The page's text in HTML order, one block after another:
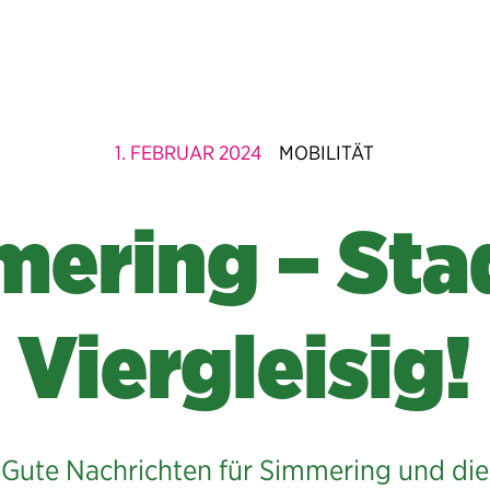
1. FEBRUAR 2024 MOBILITÄT
–
Viergleisig!
Gute Nachrichten für Simmering und die